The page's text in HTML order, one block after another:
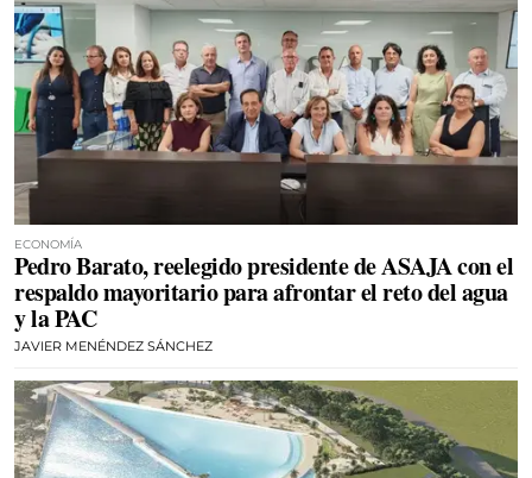
ECONOMÍA
Pedro Barato, reelegido presidente de ASAJA con el
respaldo mayoritario para afrontar el reto del agua
y la PAC
JAVIER MENÉNDEZ SÁNCHEZ